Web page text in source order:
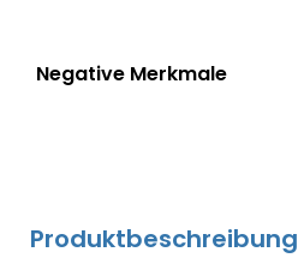
Status
Negative Merkmale
Produktbeschreibung